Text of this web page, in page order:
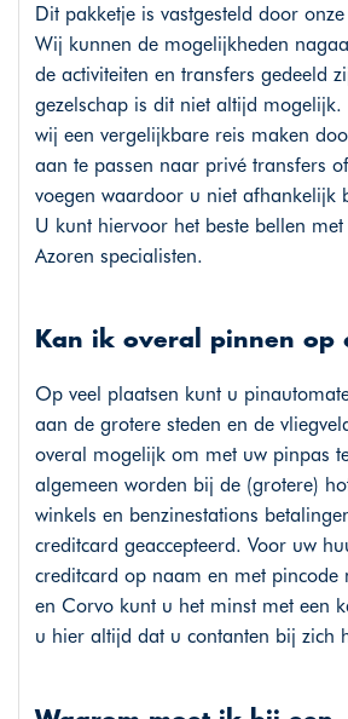
Dit pakketje is vastgesteld door
Wij kunnen de mogelijkheden
de activiteiten en transfers gedeeld
gezelschap is dit niet altijd mogelijk.
wij een vergelijkbare reis maken
aan te passen naar privé transfers
voegen waardoor u niet afhankelijk
U kunt hiervoor het beste bellen met
Azoren specialisten.
Kan ik overal pinnen op
Op veel plaatsen kunt u
aan de grotere steden en de
overal mogelijk om met uw pinpas
algemeen worden bij de (grotere)
winkels en benzinestations
creditcard geaccepteerd. Voor uw
creditcard op naam en met pincode
en Corvo kunt u het minst met een
u hier altijd dat u contanten bij zich